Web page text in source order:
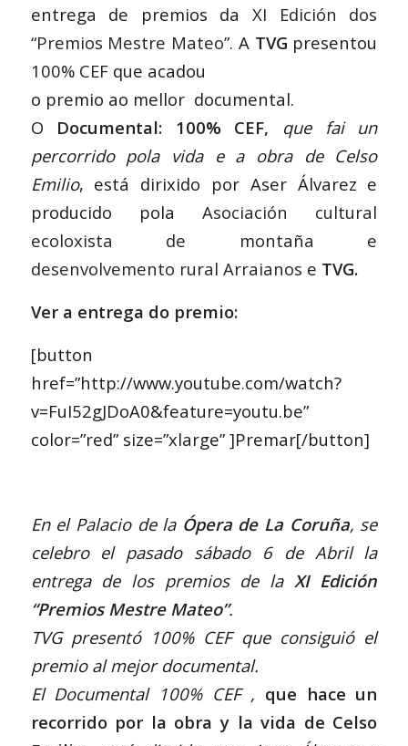
entrega de premios daXI Edición dos
“Premios Mestre Mateo”. A TVG presentou
100% CEF que acadou
o premio ao mellor documental.
O Documental: 100% CEF, que fai un
percorrido pola vida e a obra de Celso
Emilio, está dirixido por Aser Álvarez e
producido polaAsociación cultural
ecoloxista de montaña e
desenvolvemento rural Arraianos e TVG.
Ver a entrega do premio:
[button
href=”http://www.youtube.com/watch?
v=FuI52gJDoA0&feature=youtu.be”
color=”red” size=”xlarge” ]Premar[/button]
En el Palacio de la Ópera de La Coruña, se
celebro el pasado sábado 6 de Abril la
entrega de los premios de la XI Edición
“Premios Mestre Mateo”.
TVG presentó 100% CEF que consiguió el
premio al mejor documental.
El Documental 100% CEF , que hace un
recorrido por la obra y la vida de Celso